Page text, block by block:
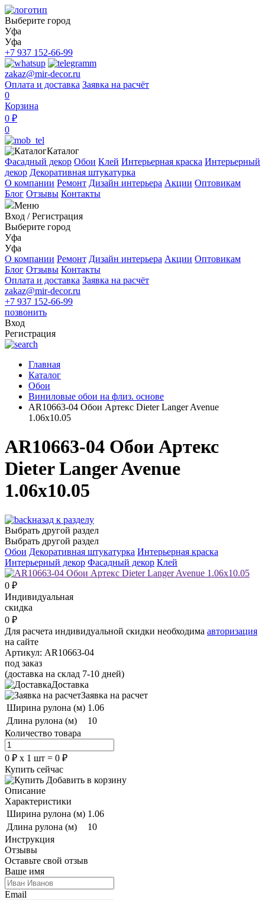
Выберите город
Уфа
Уфа
+7 937 152-66-99
zakaz@mir-decor.ru
Оплата и доставка Заявка на расчёт
0
Корзина
0 ₽
0
Каталог
Фасадный декор Обои Клей Интерьерная краска Интерьерный
декор Декоративная штукатурка
О компании Ремонт Дизайн интерьера Акции Оптовикам
Блог Отзывы Контакты
Меню
Вход /Регистрация
Выберите город
Уфа
Уфа
О компании Ремонт Дизайн интерьера Акции Оптовикам
Блог Отзывы Контакты
Оплата и доставка Заявка на расчёт
zakaz@mir-decor.ru
+7 937 152-66-99
позвонить
Вход
Регистрация
Главная
Каталог
Обои
Виниловые обои на флиз. основе
AR10663-04 Обои Артекс Dieter Langer Avenue
1.06x10.05
AR10663-04 Обои Артекс
Dieter Langer Avenue
1.06x10.05
назад к разделу
Выбрать другой раздел
Выбрать другой раздел
Обои Декоративная штукатурка Интерьерная краска
Интерьерный декор Фасадный декор Клей
0 ₽
Индивидуальная
скидка
0 ₽
Для расчета индивидуальной скидки необходима авторизация
на сайте
Артикул: AR10663-04
под заказ
(доставка на склад 7-10 дней)
Доставка
Заявка на расчет
Ширина рулона (м) 1.06
Длина рулона (м)
10
Количество товара
0 ₽ х 1 шт = 0 ₽
Купить сейчас
Добавить в корзину
Описание
Характеристики
Ширина рулона (м) 1.06
Длина рулона (м)
10
Инструкция
Отзывы
Оставьте свой отзыв
Ваше имя
Email